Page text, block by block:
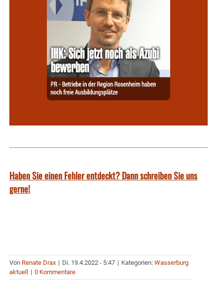
Haben Sie einen Fehler entdeckt? Dann schreiben Sie uns
gerne!
Von Renate Drax | Di. 19.4.2022 - 5:47 | Kategorien: Wasserburg
aktuell
| 0 Kommentare